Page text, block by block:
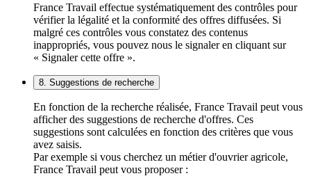
France Travail effectue systématiquement des contrôles pour
vérifier la légalité et la conformité des offres diffusées. Si
malgré ces contrôles vous constatez des contenus
inappropriés, vous pouvez nous le signaler en cliquant sur
« Signaler cette offre ».
8. Suggestions de recherche
En fonction de la recherche réalisée, France Travail peut vous
afficher des suggestions de recherche d'offres. Ces
suggestions sont calculées en fonction des critères que vous
avez saisis.
Par exemple si vous cherchez un métier d'ouvrier agricole,
France Travail peut vous proposer :